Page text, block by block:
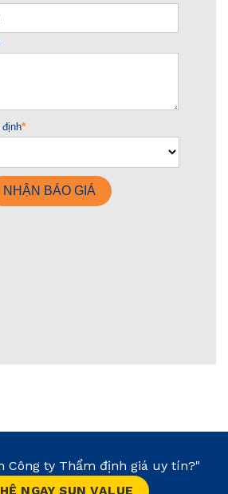
Công ty Thẩm định giá uy tín?"
NGAY SUN VALUE